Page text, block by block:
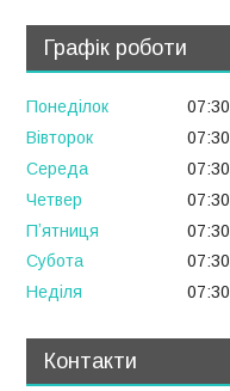
Графік роботи
Понеділок 07:30
Вівторок
07:30
Середа
07:30
Четвер
07:30
Пʼятниця
07:30
Субота
07:30
Неділя
07:30
Контакти